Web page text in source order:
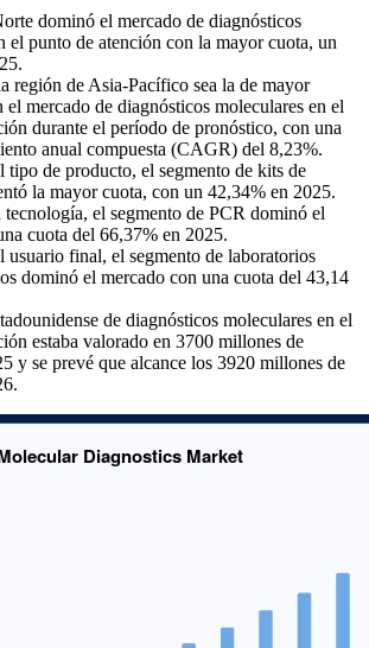
dominó el mercado de diagnósticos
el punto de atención con la mayor cuota, un
región de Asia-Pacífico sea la de mayor
el mercado de diagnósticos moleculares en el
durante el período de pronóstico, con una
anual compuesta (CAGR) del 8,23%.
tipo de producto, el segmento de kits de
la mayor cuota, con un 42,34% en 2025.
tecnología, el segmento de PCR dominó el
cuota del 66,37% en 2025.
usuario final, el segmento de laboratorios
dominó el mercado con una cuota del 43,14
de diagnósticos moleculares en el
estaba valorado en 3700 millones de
y se prevé que alcance los 3920 millones de